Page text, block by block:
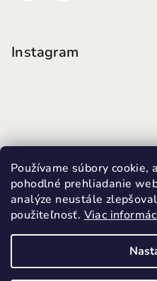
Používame súbory cookie,
pohodlné prehliadanie
analýze neustále
použiteľnosť. Viac
Instagram
Sledovať na